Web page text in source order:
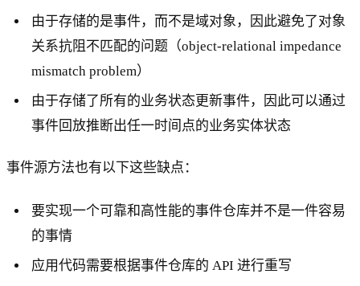
由于存储的是事件，而不是域对象，因此避免了对象
关系抗阻不匹配的问题（object‑relational impedance
mismatch problem）
由于存储了所有的业务状态更新事件，因此可以通过
事件回放推断出任一时间点的业务实体状态
事件源方法也有以下这些缺点：
要实现一个可靠和高性能的事件仓库并不是一件容易
的事情
应用代码需要根据事件仓库的 API 进行重写